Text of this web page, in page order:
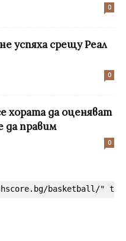
0
успяха срещу Реал
0
хората да оценяват
да правим
0
basketball/"